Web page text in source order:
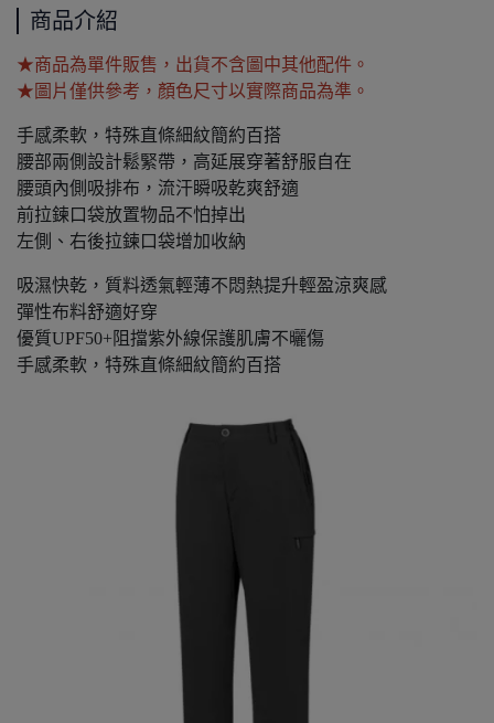
商品介紹
★商品為單件販售，出貨不含圖中其他配件。
★圖片僅供參考，顏色尺寸以實際商品為準。
手感柔軟，特殊直條細紋簡約百搭
腰部兩側設計鬆緊帶，高延展穿著舒服自在
腰頭內側吸排布，流汗瞬吸乾爽舒適
前拉鍊口袋放置物品不怕掉出
左側、右後拉鍊口袋增加收納
吸濕快乾，質料透氣輕薄不悶熱提升輕盈涼爽感
彈性布料舒適好穿
優質UPF50+阻擋紫外線保護肌膚不曬傷
手感柔軟，特殊直條細紋簡約百搭